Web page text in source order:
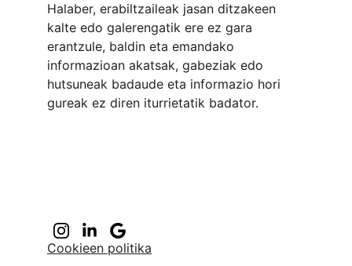
Halaber, erabiltzaileak jasan ditzakeen
kalte edo galerengatik ere ez gara
erantzule, baldin eta emandako
informazioan akatsak, gabeziak edo
hutsuneak badaude eta informazio hori
gureak ez diren iturrietatik badator.
Cookieen politika